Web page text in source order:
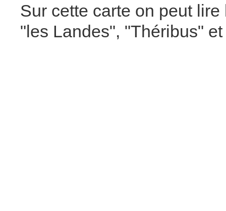
Sur cette carte on peut
"les Landes", "Théribus"